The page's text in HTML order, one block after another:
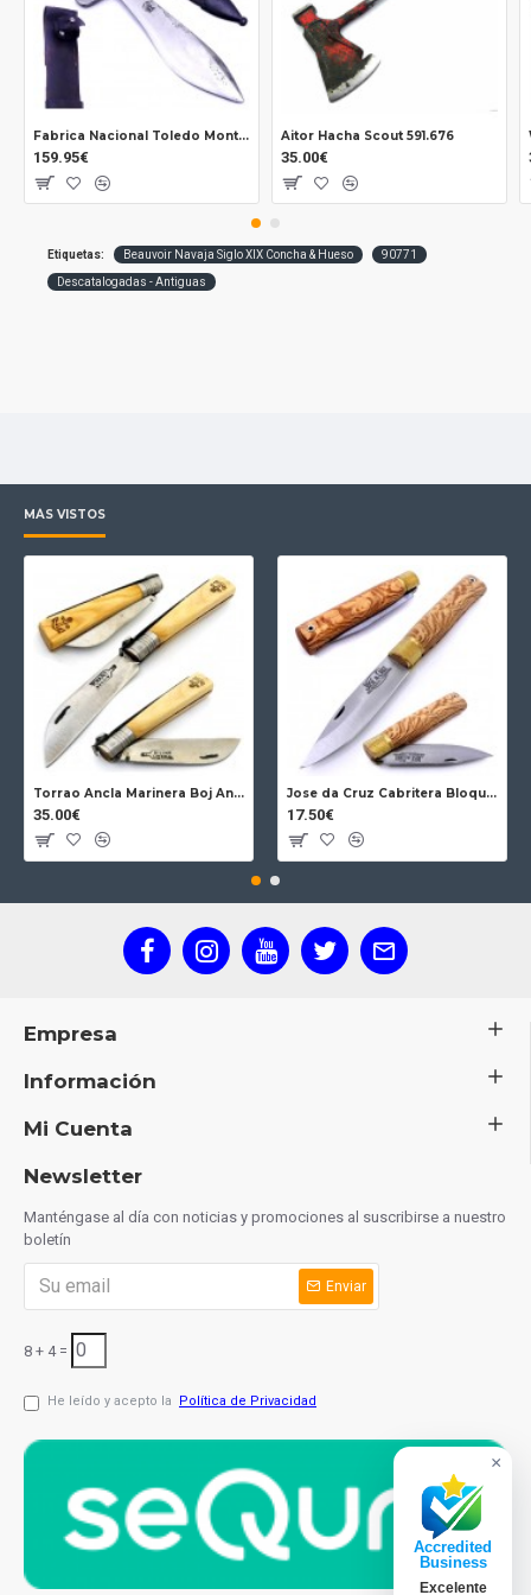
Fabrica Nacional Toledo Montañero Coe + Limpieza
159.95€
Aitor Hacha Scout 591.676
35.00€
Etiquetas: Beauvoir Navaja Siglo XIX Concha & Hueso 90771
Descatalogadas - Antiguas
MÁS VISTOS
Torrao Ancla Marinera Boj Ancla Bloqueo
35.00€
Jose da Cruz Cabritera Bloqueo Encina Carbono
17.50€
Empresa
Información
Mi Cuenta
Newsletter
Manténgase al día con noticias y promociones al suscribirse a nuestro
boletín
Enviar
8 + 4 =
He leído y acepto la Política de Privacidad
×
Accredited
Business
Excelente